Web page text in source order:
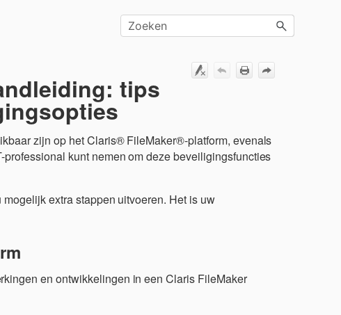
tips
zijn op het Claris® FileMaker®-platform, evenals
kunt nemen om deze beveiligingsfuncties
extra stappen uitvoeren. Het is uw
en ontwikkelingen in een Claris FileMaker